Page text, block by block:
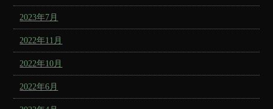
2023年7月
2022年11月
2022年10月
2022年6月